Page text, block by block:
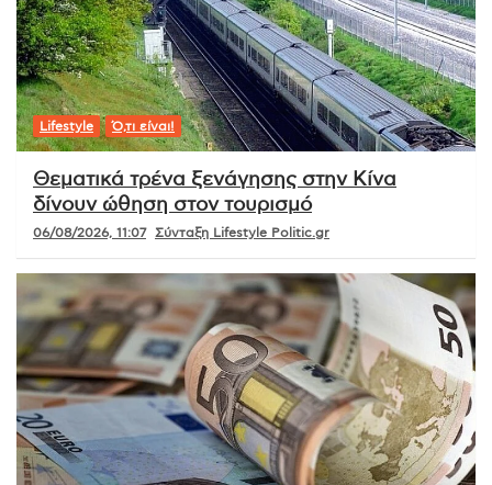
Lifestyle Ό,τι είναι!
Θεματικά τρένα ξενάγησης στην Κίνα
δίνουν ώθηση στον τουρισμό
06/08/2026, 11:07 Σύνταξη Lifestyle Politic.gr